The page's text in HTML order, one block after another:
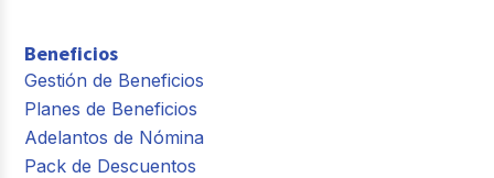
Beneficios
Gestión de Beneficios
Planes de Beneficios
Adelantos de Nómina
Pack de Descuentos